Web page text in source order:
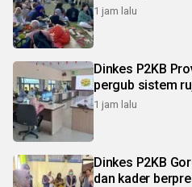
1 jam lalu
Dinkes P2KB
pergub sistem
1 jam lalu
Dinkes P2KB
dan kader